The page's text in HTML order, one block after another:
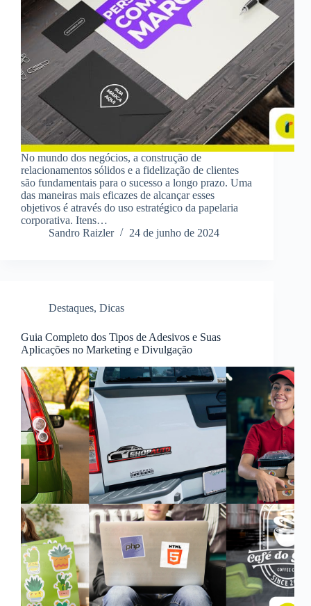
No mundo dos negócios, a construção de
relacionamentos sólidos e a fidelização de clientes
são fundamentais para o sucesso a longo prazo. Uma
das maneiras mais eficazes de alcançar esses
objetivos é através do uso estratégico da papelaria
corporativa. Itens…
Sandro Raizler
24 de junho de 2024
Destaques, Dicas
Guia Completo dos Tipos de Adesivos e Suas
Aplicações no Marketing e Divulgação